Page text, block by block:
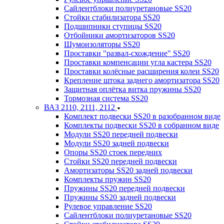
Сайлентблоки полиуретановые SS20
Стойки стабилизатора SS20
Подшипники ступицы SS20
Отбойники амортизаторов SS20
Шумоизоляторы SS20
Проставки "развал-схождение" SS20
Проставки компенсации угла кастера SS20
Проставки колёсные расширения колеи SS20
Крепление штока заднего амортизатора SS20
Защитная оплётка витка пружины SS20
Тормозная система SS20
ВАЗ 2110, 2111, 2112
Комплект подвески SS20 в разобранном виде
Комплекты подвески SS20 в собранном виде
Модули SS20 передней подвески
Модули SS20 задней подвески
Опоры SS20 стоек передних
Стойки SS20 передней подвески
Амортизаторы SS20 задней подвески
Комплекты пружин SS20
Пружины SS20 передней подвески
Пружины SS20 задней подвески
Рулевое управление SS20
Сайлентблоки полиуретановые SS20